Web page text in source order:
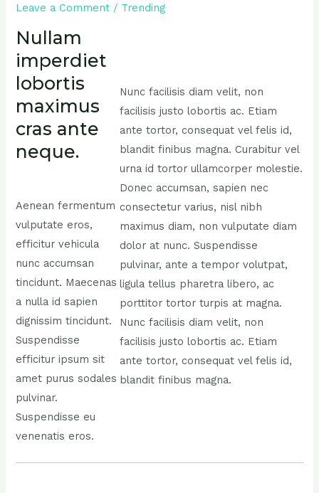
Leave a Comment / Trending
Nullam
imperdiet
lobortis
maximus
cras ante
neque.
Aenean fermentum
vulputate eros,
efficitur vehicula
nunc accumsan
tincidunt. Maecenas
a nulla id sapien
dignissim tincidunt.
Suspendisse
efficitur ipsum sit
amet purus sodales
pulvinar.
Suspendisse eu
venenatis eros.
Nunc facilisis diam velit, non
facilisis justo lobortis ac. Etiam
ante tortor, consequat vel felis id,
blandit finibus magna. Curabitur vel
urna id tortor ullamcorper molestie.
Donec accumsan, sapien nec
consectetur varius, nisl nibh
maximus diam, non vulputate diam
dolor at nunc. Suspendisse
pulvinar, ante a tempor volutpat,
ligula tellus pharetra libero, ac
porttitor tortor turpis at magna.
Nunc facilisis diam velit, non
facilisis justo lobortis ac. Etiam
ante tortor, consequat vel felis id,
blandit finibus magna.